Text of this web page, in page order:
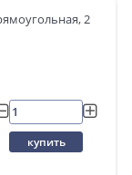
2
купить